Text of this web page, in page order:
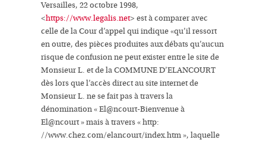
Versailles, 22 octobre 1998,
<https://www.legalis.net> est à comparer avec
celle de la Cour d’appel qui indique «qu’il ressort
en outre, des pièces produites aux débats qu’aucun
risque de confusion ne peut exister entre le site de
Monsieur L. et de la COMMUNE D’ELANCOURT
dès lors que l’accès direct au site internet de
Monsieur L. ne se fait pas à travers la
dénomination « El@ncourt-Bienvenue à
El@ncourt » mais à travers « http:
//www.chez.com/elancourt/index.htm », laquelle